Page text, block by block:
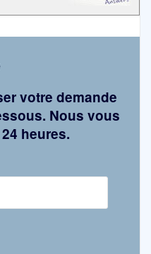
votre demande
Nous vous
heures.